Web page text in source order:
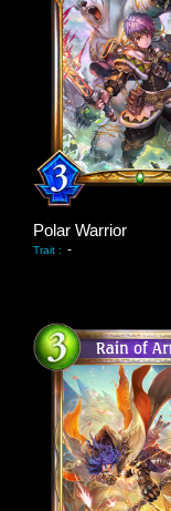
Polar Warrior
Trait : -